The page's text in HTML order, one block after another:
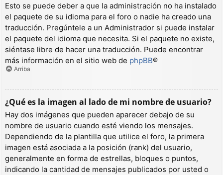
Esto se puede deber a que la administración no ha instalado
el paquete de su idioma para el foro o nadie ha creado una
traducción. Pregúntele a un Administrador si puede instalar
el paquete del idioma que necesita. Si el paquete no existe,
siéntase libre de hacer una traducción. Puede encontrar
más información en el sitio web de phpBB®
Arriba
¿Qué es la imagen al lado de mi nombre de usuario?
Hay dos imágenes que pueden aparecer debajo de su
nombre de usuario cuando esté viendo los mensajes.
Dependiendo de la plantilla que utilice el foro, la primera
imagen está asociada a la posición (rank) del usuario,
generalmente en forma de estrellas, bloques o puntos,
indicando la cantidad de mensajes publicados por usted o